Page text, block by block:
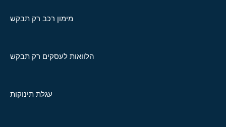
מימון רכב רק תבקש
הלוואות לעסקים רק תבקש
עגלת תינוקות